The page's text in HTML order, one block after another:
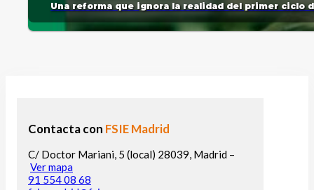
Una reforma que ignora la realidad del primer ciclo
Contacta con FSIE Madrid
C/ Doctor Mariani, 5 (local) 28039, Madrid –
Ver mapa
91 554 08 68